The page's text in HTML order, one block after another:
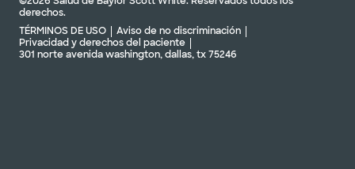
derechos.
TÉRMINOS DE USO
Aviso de no discriminación
Privacidad y derechos del paciente
301 norte avenida washington, dallas, tx 75246